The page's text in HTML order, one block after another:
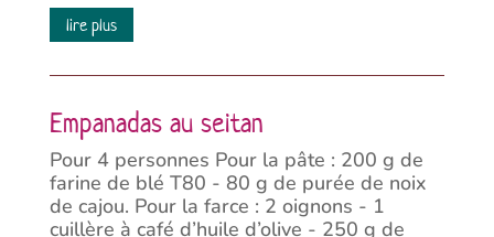
lire plus
Empanadas au seitan
Pour 4 personnes Pour la pâte : 200 g de
farine de blé T80 - 80 g de purée de noix
de cajou. Pour la farce : 2 oignons - 1
cuillère à café d’huile d’olive - 250 g de